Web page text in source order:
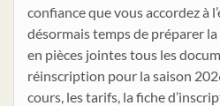
confiance que vous accordez à
désormais temps de préparer
en pièces jointes tous les
réinscription pour la saison
cours, les tarifs, la fiche